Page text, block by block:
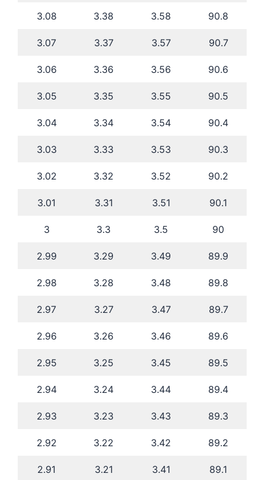
3.08 3.38 3.58 90.8
3.07 3.37 3.57 90.7
3.06 3.36 3.56 90.6
3.05 3.35 3.55 90.5
3.04 3.34 3.54 90.4
3.03 3.33 3.53 90.3
3.02 3.32 3.52 90.2
3.01 3.31 3.51 90.1
3 3.3 3.5 90
2.99 3.29 3.49 89.9
2.98 3.28 3.48 89.8
2.97 3.27 3.47 89.7
2.96 3.26 3.46 89.6
2.95 3.25 3.45 89.5
2.94 3.24 3.44 89.4
2.93 3.23 3.43 89.3
2.92 3.22 3.42 89.2
2.91 3.21 3.41 89.1